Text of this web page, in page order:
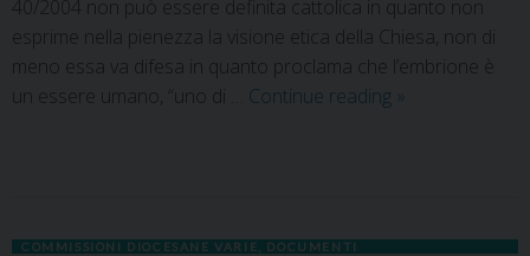
40/2004 non può essere definita cattolica in quanto non
esprime nella pienezza la visione etica della Chiesa, non di
meno essa va difesa in quanto proclama che l’embrione è
un essere umano, “uno di … Continue reading »
COMMISSIONI DIOCESANE VARIE DOCUMENTI